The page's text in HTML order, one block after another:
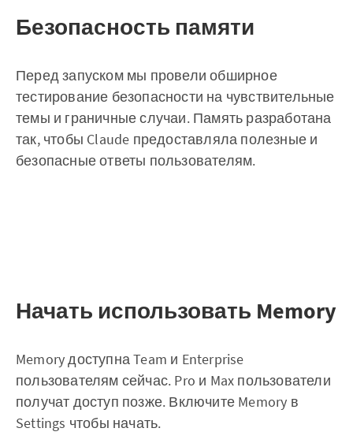
Безопасность памяти
Перед запуском мы провели обширное
тестирование безопасности на чувствительные
темы и граничные случаи. Память разработана
так, чтобы Claude предоставляла полезные и
безопасные ответы пользователям.
Начать использовать Memory
Memory доступна Team и Enterprise
пользователям сейчас. Pro и Max пользователи
получат доступ позже. Включите Memory в
Settings чтобы начать.